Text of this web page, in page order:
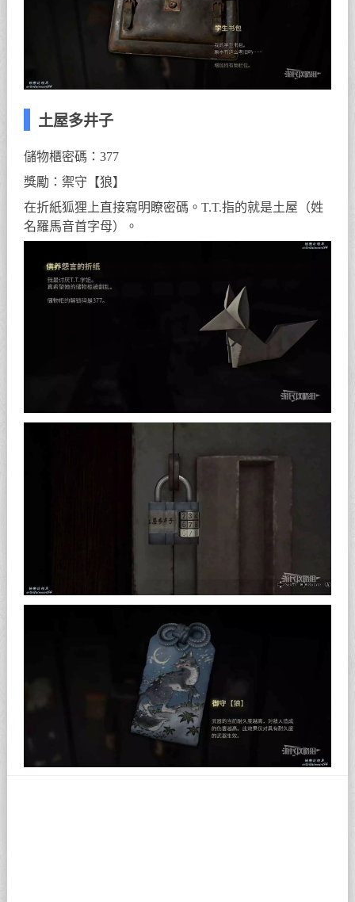
土屋多井子
儲物櫃密碼：377
獎勵：禦守【狼】
在折紙狐狸上直接寫明瞭密碼。T.T.指的就是土屋（姓
名羅馬音首字母）。